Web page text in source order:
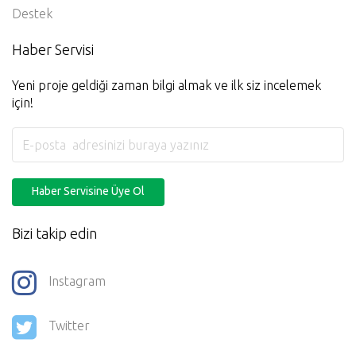
Destek
Haber Servisi
Yeni proje geldiği zaman bilgi almak ve ilk siz incelemek
için!
Haber Servisine Üye Ol
Bizi takip edin
Instagram
Twitter